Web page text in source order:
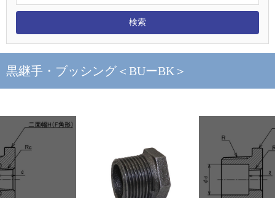
黒継手・ブッシング＜BUーBK＞